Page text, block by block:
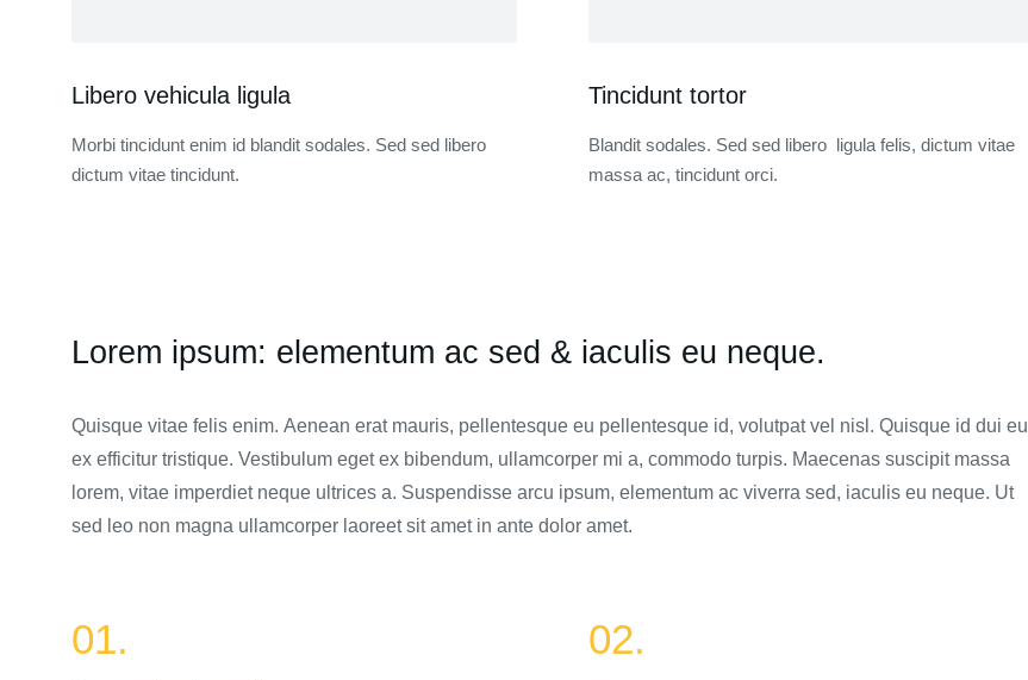
Libero vehicula ligula
Morbi tincidunt enim id blandit sodales. Sed sed libero
dictum vitae tincidunt.
Tincidunt tortor
Blandit sodales. Sed sed libero ligula felis, dictum vitae
massa ac, tincidunt orci.
Lorem ipsum: elementum ac sed & iaculis eu neque.
Quisque vitae felis enim. Aenean erat mauris, pellentesque eu pellentesque id, volutpat vel nisl. Quisque id dui eu
ex efficitur tristique. Vestibulum eget ex bibendum, ullamcorper mi a, commodo turpis. Maecenas suscipit massa
lorem, vitae imperdiet neque ultrices a. Suspendisse arcu ipsum, elementum ac viverra sed, iaculis eu neque. Ut
sed leo non magna ullamcorper laoreet sit amet in ante dolor amet.
01. 02.